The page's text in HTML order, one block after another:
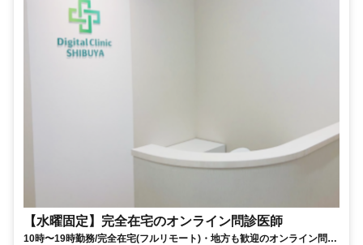
【水曜固定】完全在宅のオンライン問診医師
10時〜19時勤務/完全在宅(フルリモート)・地方も歓迎のオンライン問診